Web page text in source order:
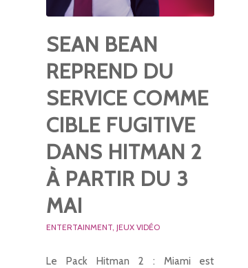
SEAN BEAN
REPREND DU
SERVICE COMME
CIBLE FUGITIVE
DANS HITMAN 2
À PARTIR DU 3
MAI
ENTERTAINMENT JEUX VIDÉO
Le Pack Hitman 2 : Miami est